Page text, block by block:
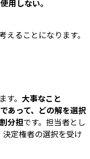
用しない。
ることになります。
。 大事なこと
あって、どの解を選択
分担です。担当者とし
定権者の選択を受け